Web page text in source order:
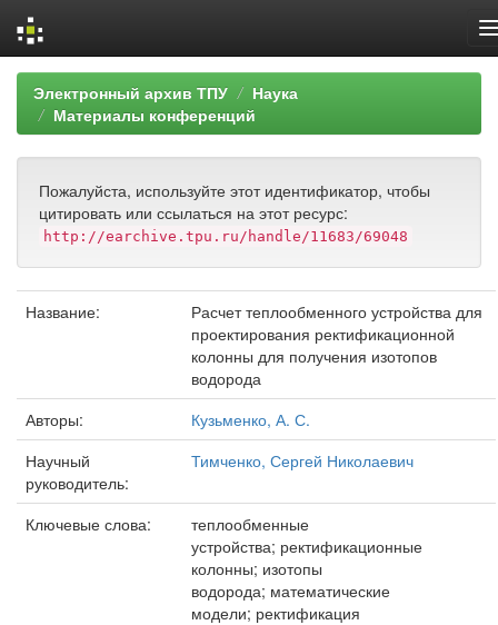
Skip
navigation
Электронный архив ТПУ
Наука
Материалы конференций
Пожалуйста, используйте этот идентификатор, чтобы
цитировать или ссылаться на этот ресурс:
http://earchive.tpu.ru/handle/11683/69048
Название:
Расчет теплообменного устройства для
проектирования ректификационной
колонны для получения изотопов
водорода
Авторы:
Кузьменко, А. С.
Научный
руководитель:
Тимченко, Сергей Николаевич
Ключевые слова:
теплообменные
устройства; ректификационные
колонны; изотопы
водорода; математические
модели; ректификация